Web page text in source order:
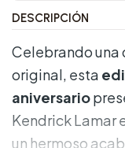
DESCRIPCIÓN
Celebrando una
original, esta
aniversario
Kendrick Lamar
un hermoso